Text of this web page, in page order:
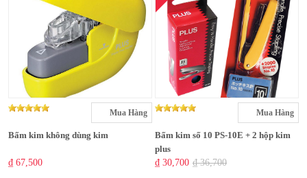
Mua Hàng
Bấm kim không dùng kim
₫ 67,500
Mua Hàng
Bấm kim số 10 PS-10E + 2 hộp kim
plus
₫ 30,700 ₫ 36,700